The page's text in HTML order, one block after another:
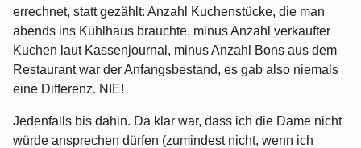
errechnet, statt gezählt: Anzahl Kuchenstücke, die man
abends ins Kühlhaus brauchte, minus Anzahl verkaufter
Kuchen laut Kassenjournal, minus Anzahl Bons aus dem
Restaurant war der Anfangsbestand, es gab also niemals
eine Differenz. NIE!
Jedenfalls bis dahin. Da klar war, dass ich die Dame nicht
würde ansprechen dürfen (zumindest nicht, wenn ich